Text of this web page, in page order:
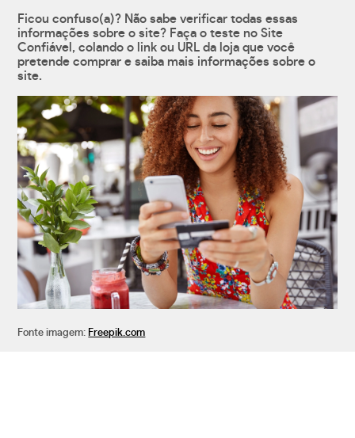
Ficou confuso(a)? Não sabe verificar todas essas
informações sobre o site? Faça o teste no Site
Confiável, colando o link ou URL da loja que você
pretende comprar e saiba mais informações sobre o
site.
Fonte imagem: Freepik.com